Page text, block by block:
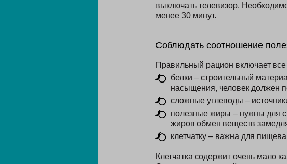
выключать телевизор.
менее 30 минут.
Соблюдать соотношение
Правильный рацион включает
белки – строительный
насыщения, человек должен
сложные углеводы –
полезные жиры – нужны для
жиров обмен веществ
клетчатку – важна для
Клетчатка содержит очень мало